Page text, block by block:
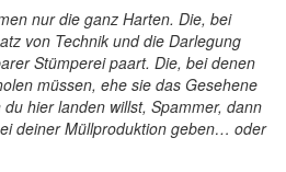
nur die ganz Harten. Die, bei
von Technik und die Darlegung
Stümperei paart. Die, bei denen
müssen, ehe sie das Gesehene
hier landen willst, Spammer, dann
deiner Müllproduktion geben… oder